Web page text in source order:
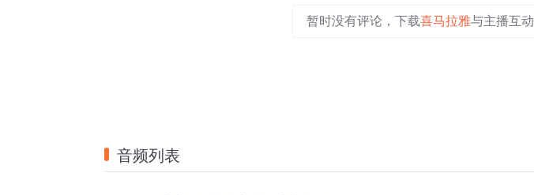
暂时没有评论，下载喜马拉雅与主播互动
音频列表